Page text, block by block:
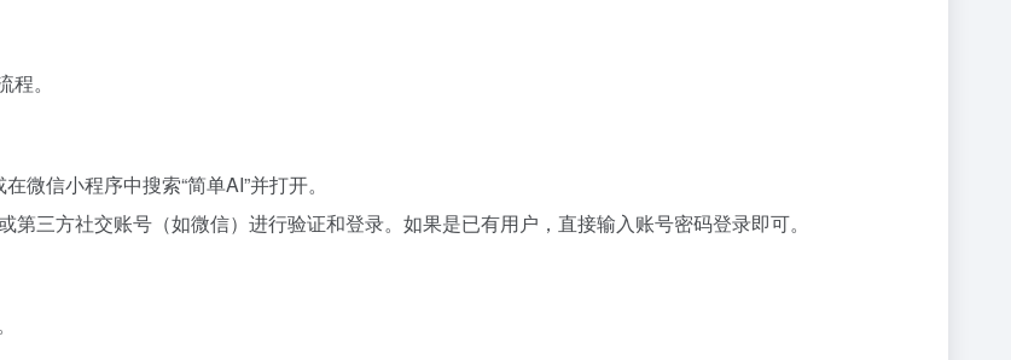
。
在微信小程序中搜索“简单AI”并打开。
三方社交账号（如微信）进行验证和登录。如果是已有用户，直接输入账号密码登录即可。